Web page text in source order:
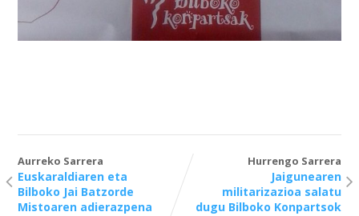
Aurreko Sarrera
Euskaraldiaren eta
Bilboko Jai Batzorde
Mistoaren adierazpena
Hurrengo Sarrera
Jaigunearen
militarizazioa salatu
dugu Bilboko Konpartsok